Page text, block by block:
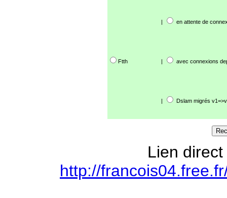
| en attente de
Ftth | avec connexions
| Dslam migrés
Lien
http://